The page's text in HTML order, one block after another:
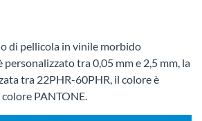
di pellicola in vinile morbido
tra 0,05 mm e 2,5 mm, la
tra 22PHR-60PHR, il colore è
PANTONE.